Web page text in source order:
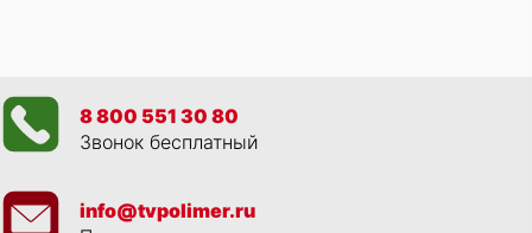
8 800 551 30 80
Звонок бесплатный
info@tvpolimer.ru